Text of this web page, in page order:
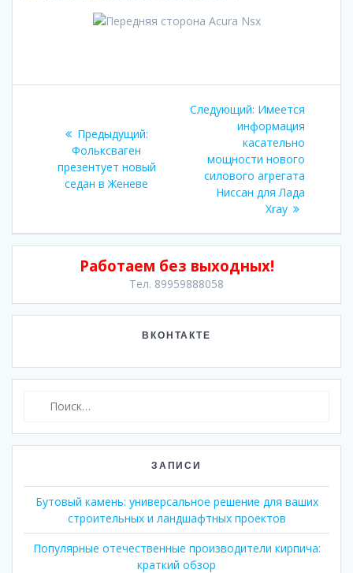
записям
Предыдущий:Предыдущая
Фольксваген
презентует новый
седан в Женеве
Следующий: Следующая
запись:
Имеется
информация
касательно
мощности нового
силового агрегата
Ниссан для Лада
Xray
Работаем без выходных!
Тел. 89959888058
ВКОНТАКТЕ
ЗАПИСИ
Бутовый камень: универсальное решение для ваших
строительных и ландшафтных проектов
Популярные отечественные производители кирпича:
краткий обзор